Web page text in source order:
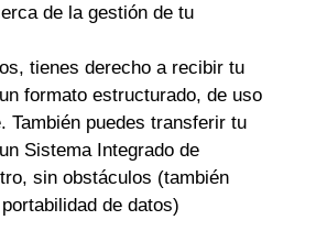
de la gestión de tu
tienes derecho a recibir tu
formato estructurado, de uso
También puedes transferir tu
Sistema Integrado de
sin obstáculos (también
de datos)